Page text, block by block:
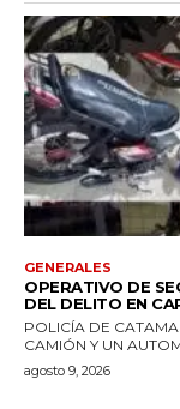
GENERALES
OPERATIVO DE
DEL DELITO EN
POLICÍA DE
CAMIÓN Y UN
agosto 9, 2026